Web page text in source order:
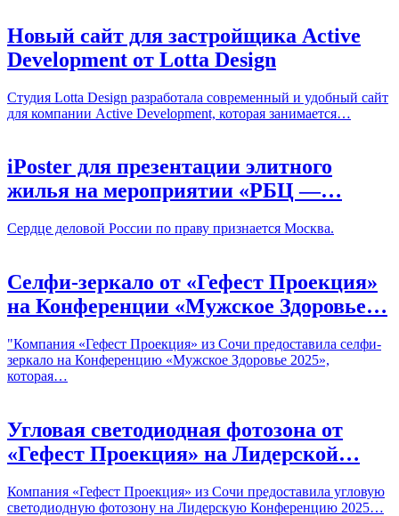
Новый сайт для застройщика Active
Development от Lotta Design
Студия Lotta Design разработала современный и удобный сайт
для компании Active Development, которая занимается…
iPoster для презентации элитного
жилья на мероприятии «РБЦ —…
Сердце деловой России по праву признается Москва.
Селфи-зеркало от «Гефест Проекция»
на Конференции «Мужское Здоровье…
"Компания «Гефест Проекция» из Сочи предоставила селфи-
зеркало на Конференцию «Мужское Здоровье 2025»,
которая…
Угловая светодиодная фотозона от
«Гефест Проекция» на Лидерской…
Компания «Гефест Проекция» из Сочи предоставила угловую
светодиодную фотозону на Лидерскую Конференцию 2025…